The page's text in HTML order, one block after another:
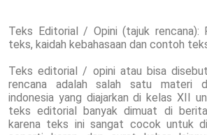
Teks Editorial / Opini (tajuk rencana):
teks, kaidah kebahasaan dan contoh
Teks editorial / opini atau bisa
rencana adalah salah satu materi
indonesia yang diajarkan di kelas XII
teks editorial banyak dimuat di
karena teks ini sangat cocok untuk